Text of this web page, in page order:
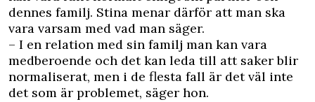
dennes familj. Stina menar därför att man ska
vara varsam med vad man säger.
– I en relation med sin familj man kan vara
medberoende och det kan leda till att saker blir
normaliserat, men i de flesta fall är det väl inte
det som är problemet, säger hon.